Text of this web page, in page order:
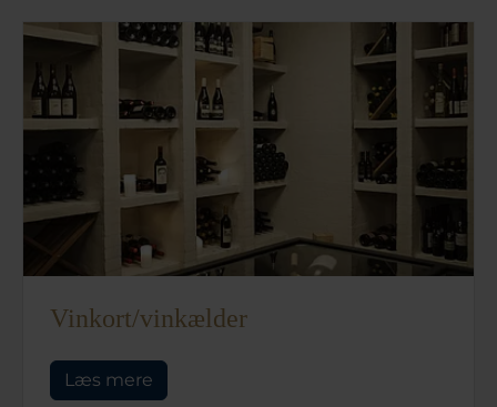
Vinkort/vinkælder
Læs mere